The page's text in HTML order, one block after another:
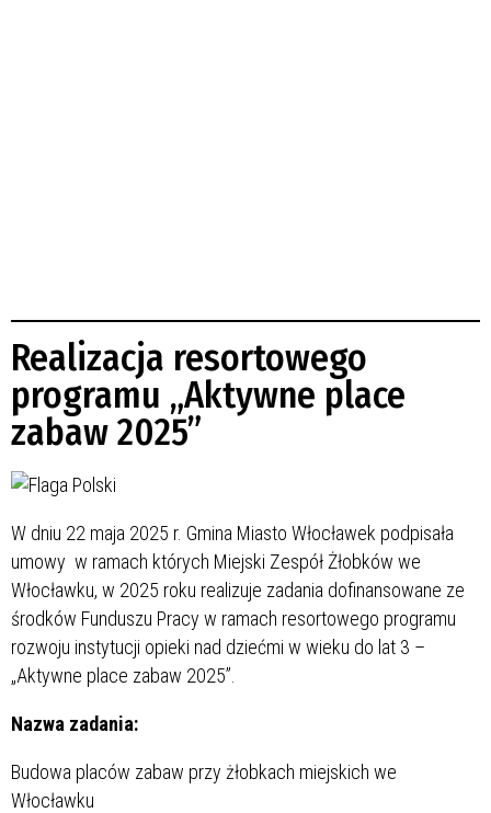
Realizacja resortowego
programu „Aktywne place
zabaw 2025”
W dniu 22 maja 2025 r. Gmina Miasto Włocławek podpisała
umowy w ramach których Miejski Zespół Żłobków we
Włocławku, w 2025 roku realizuje zadania dofinansowane ze
środków Funduszu Pracy w ramach resortowego programu
rozwoju instytucji opieki nad dziećmi w wieku do lat 3 –
„Aktywne place zabaw 2025”.
Nazwa zadania:
Budowa placów zabaw przy żłobkach miejskich we
Włocławku